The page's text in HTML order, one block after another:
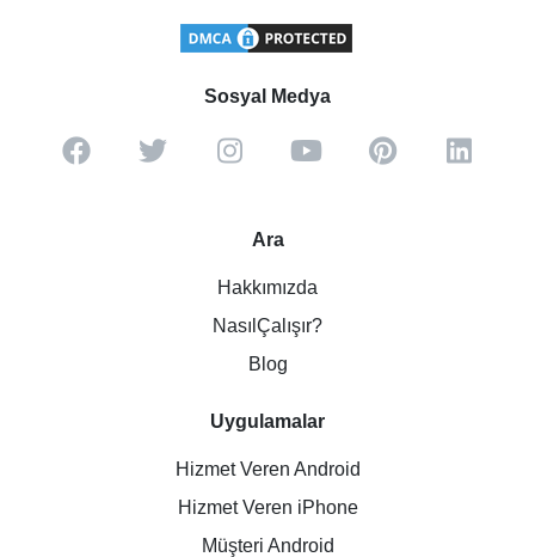
Sosyal Medya
Ara
Hakkımızda
NasılÇalışır?
Blog
Uygulamalar
Hizmet Veren Android
Hizmet Veren iPhone
Müşteri Android